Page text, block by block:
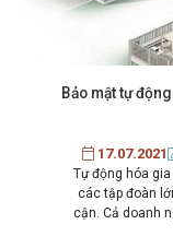
Bảo mật tự
17.07.2021
Tự động hóa
các tập đoàn
cận. Cả doanh
từ những ưu